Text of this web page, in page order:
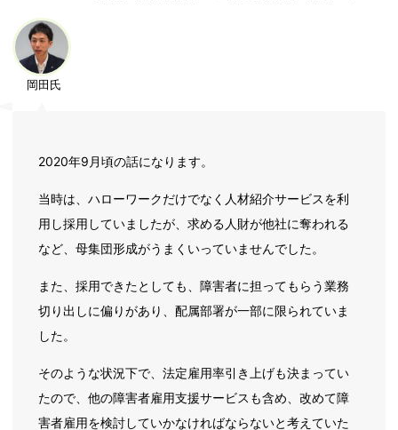
岡田氏
2020年9月頃の話になります。
当時は、ハローワークだけでなく人材紹介サービスを利
用し採用していましたが、求める人財が他社に奪われる
など、母集団形成がうまくいっていませんでした。
また、採用できたとしても、障害者に担ってもらう業務
切り出しに偏りがあり、配属部署が一部に限られていま
した。
そのような状況下で、法定雇用率引き上げも決まってい
たので、他の障害者雇用支援サービスも含め、改めて障
害者雇用を検討していかなければならないと考えていた